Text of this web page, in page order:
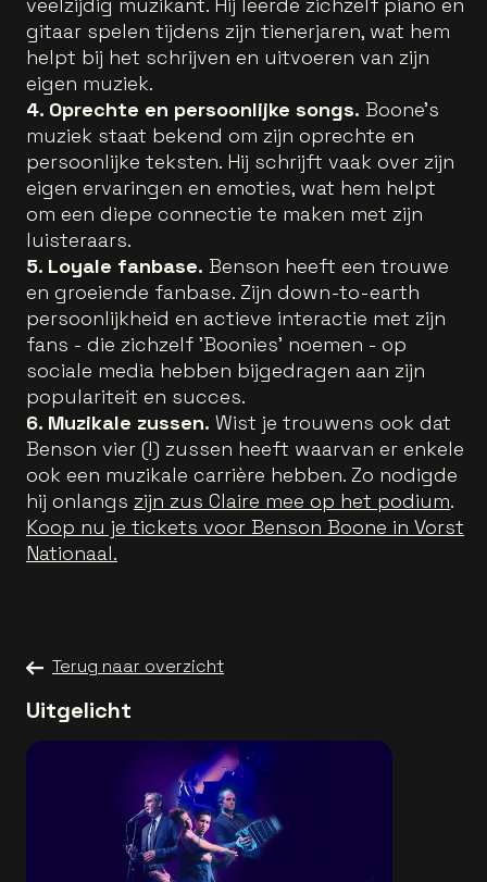
gitaar spelen tijdens zijn tienerjaren, wat hem
helpt bij het schrijven en uitvoeren van zijn
eigen muziek.
4. Oprechte en persoonlijke songs. Boone's
muziek staat bekend om zijn oprechte en
persoonlijke teksten. Hij schrijft vaak over zijn
eigen ervaringen en emoties, wat hem helpt
om een diepe connectie te maken met zijn
luisteraars.
5. Loyale fanbase. Benson heeft een trouwe
en groeiende fanbase. Zijn down-to-earth
persoonlijkheid en actieve interactie met zijn
fans - die zichzelf 'Boonies' noemen - op
sociale media hebben bijgedragen aan zijn
populariteit en succes.
6. Muzikale zussen. Wist je trouwens ook dat
Benson vier (!) zussen heeft waarvan er enkele
ook een muzikale carrière hebben. Zo nodigde
hij onlangs zijn zus Claire mee op het podium.
Koop nu je tickets voor Benson Boone in Vorst
Nationaal.
Terug naar overzicht
Uitgelicht